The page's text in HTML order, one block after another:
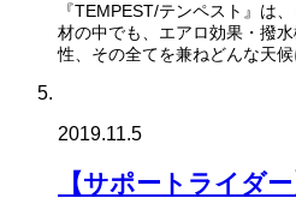
『TEMPEST/テンペスト』は
材の中でも、エアロ効果・撥
性、その全てを兼ねどんな天
2019.11.5
【サポートライダ